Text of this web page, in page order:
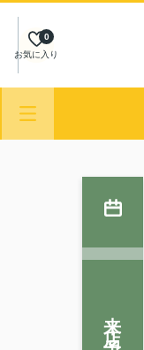
お気に入り
0
来店予約